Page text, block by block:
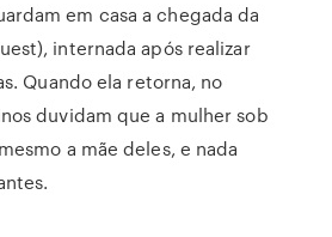
em casa a chegada da
internada após realizar
Quando ela retorna, no
duvidam que a mulher sob
a mãe deles, e nada